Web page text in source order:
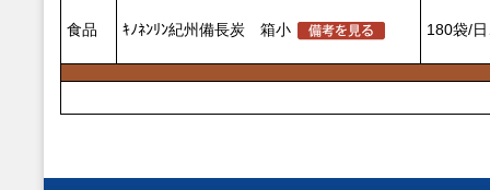
食品 ｷﾉﾈﾝﾘﾝ紀州備長炭 箱小 180袋/